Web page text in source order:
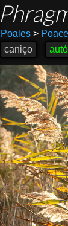
Poales >
caniço